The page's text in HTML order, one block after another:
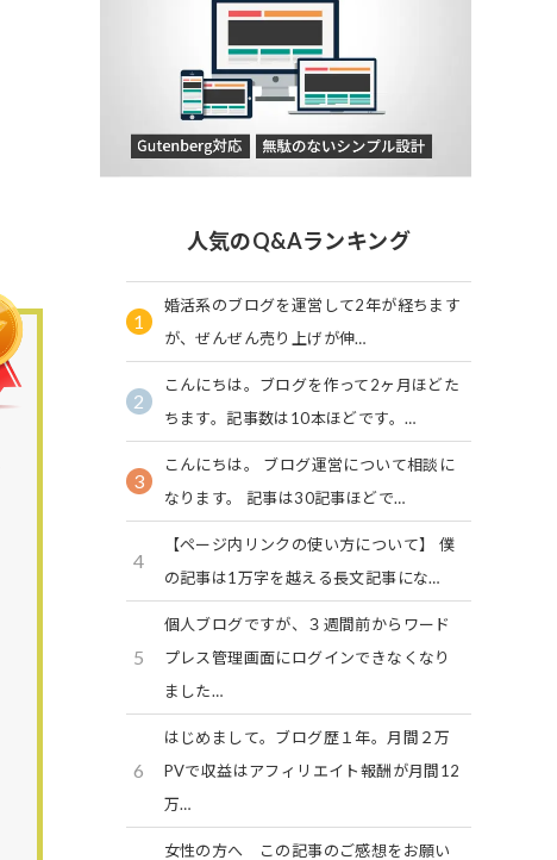
人気のQ&Aランキング
1
婚活系のブログを運営して2年が経ちます
が、ぜんぜん売り上げが伸…
2
こんにちは。ブログを作って2ヶ月ほどた
ちます。記事数は10本ほどです。…
3
こんにちは。 ブログ運営について相談に
なります。 記事は30記事ほどで…
4
【ページ内リンクの使い方について】 僕
の記事は1万字を越える長文記事にな…
5
個人ブログですが、３週間前からワード
プレス管理画面にログインできなくなり
ました…
6
はじめまして。ブログ歴１年。月間２万
PVで収益はアフィリエイト報酬が月間12
万…
女性の方へ この記事のご感想をお願い